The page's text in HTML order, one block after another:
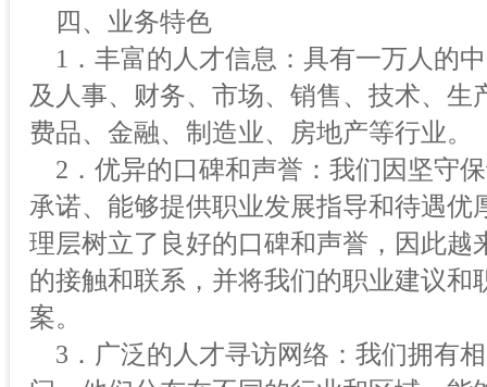
四、业务特色
1．丰富的人才信息：具有一万人的
及人事、财务、市场、销售、技术、
费品、金融、制造业、房地产等行业。
2．优异的口碑和声誉：我们因坚守
承诺、能够提供职业发展指导和待遇
理层树立了良好的口碑和声誉，因此
的接触和联系，并将我们的职业建议
案。
3．广泛的人才寻访网络：我们拥有